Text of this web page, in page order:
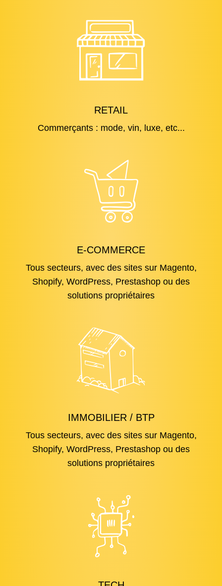
RETAIL
Commerçants : mode, vin, luxe, etc...
E-COMMERCE
Tous secteurs, avec des sites sur Magento,
Shopify, WordPress, Prestashop ou des
solutions propriétaires
IMMOBILIER / BTP
Tous secteurs, avec des sites sur Magento,
Shopify, WordPress, Prestashop ou des
solutions propriétaires